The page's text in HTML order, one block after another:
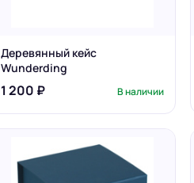
Деревянный кейс
Wunderding
1 200 ₽ В наличии